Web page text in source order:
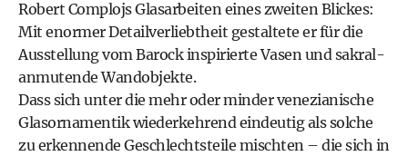
Robert Complojs Glasarbeiten eines zweiten Blickes:
Mit enormer Detailverliebtheit gestaltete er für die
Ausstellung vom Barock inspirierte Vasen und sakral-
anmutende Wandobjekte.
Dass sich unter die mehr oder minder venezianische
Glasornamentik wiederkehrend eindeutig als solche
zu erkennende Geschlechtsteile mischten – die sich in